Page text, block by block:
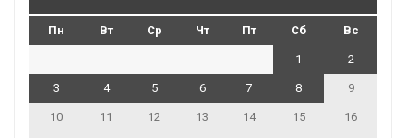
Пн Вт Ср Чт Пт Сб Вс
1 2
3 4 5 6 7 8 9
10 11 12 13 14 15 16